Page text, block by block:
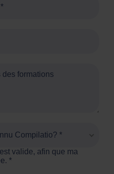
Compilatio? *
valide, afin que ma